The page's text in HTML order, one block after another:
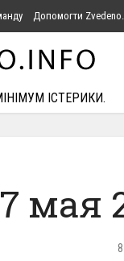
Допомогти
ІСТЕРИКИ.
мая